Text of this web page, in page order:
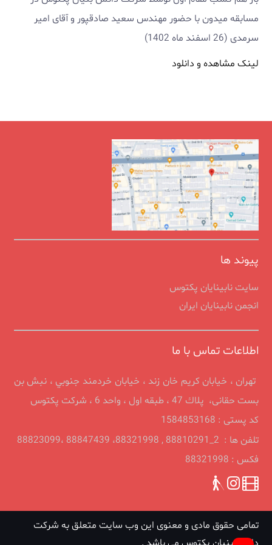
مسابقه میدون با حضور مهندس سعید صادقپور و آقای امیر
سرمدی (26 اسفند ماه 1402)
لینک مشاهده و دانلود
پیوند ها
سایت نابینایان پکتوس
انجمن نابينايان ايران
اطلاعات تماس با ما
تهران ، خيابان كريم خان زند ، خیابان خردمند جنوبي ، نبش بن
بست حقانی، پلاك 47 ، طبقه اول ، واحد 6 ، شرکت پکتوس
کد پستی : 1584853168
تلفن ها : 2_88810291 , 88321998، 88847439 ،88823099
فکس : 88321998
تمامی حقوق مادی و معنوی این وب سایت متعلق به شرکت